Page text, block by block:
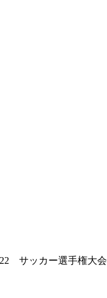
22 サッカー選手権大会